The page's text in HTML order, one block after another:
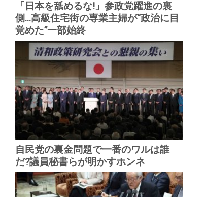
「日本を舐めるな!」参政党躍進の裏
側...高級住宅街の専業主婦が“政治に目
覚めた”一部始終
自民党の裏金問題で一番のワルは誰
だ?議員秘書らが明かすホンネ